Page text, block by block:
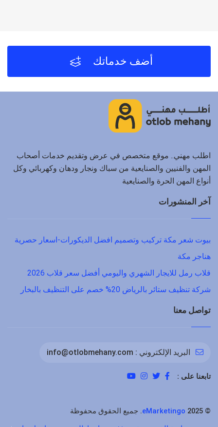
أضف خدماتك
اطلب مهني.. موقع متخصص في عرض وتقديم خدمات أصحاب
المهن والفنيين والصنايعية من سباك ونجار ودهان وكهربائي وكل
أنواع المهن الحرة والصنايعية
آخر المنشورات
بيوت شعر مكة تركيب وتصميم افضل الديكورات-اسعار حصرية
هناجر مكة
قلاب رمل للايجار الشهري واليومي أفضل سعر قلاب 2026
شركة تنظيف ستائر بالرياض 20% خصم على التنظيف بالبخار
تواصل معنا
البريد الإلكتروني : info@otlobmehany.com
تابعنا على :
©
eMarketingo 2025. جميع الحقوق محفوظة